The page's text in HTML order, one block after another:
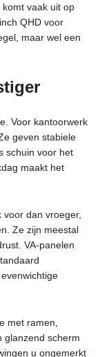
vaak uit op
QHD voor
maar wel een
Voor kantoorwerk
geven stabiele
schuin voor het
maakt het
dan vroeger,
Ze zijn meestal
VA-panelen
met ramen,
glanzend scherm
u ongemerkt